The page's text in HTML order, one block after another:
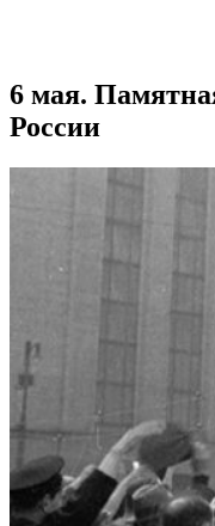
6 мая.
России